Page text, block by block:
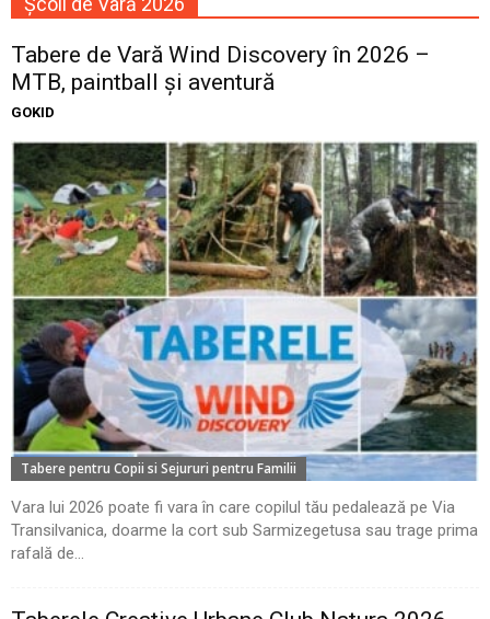
Tabere de Vară Wind Discovery în 2026 –
MTB, paintball și aventură
GOKID
Tabere pentru Copii si Sejururi pentru Familii
Vara lui 2026 poate fi vara în care copilul tău pedalează pe Via
Transilvanica, doarme la cort sub Sarmizegetusa sau trage prima
rafală de...